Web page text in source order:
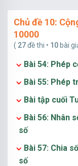
Chủ đề 10:
10000
( 27đề thi • 10 bài
Bài 54: Phép
Bài 55: Phép
Bài tập cuối
Bài 56: Nhân
số
Bài 57: Chia
số